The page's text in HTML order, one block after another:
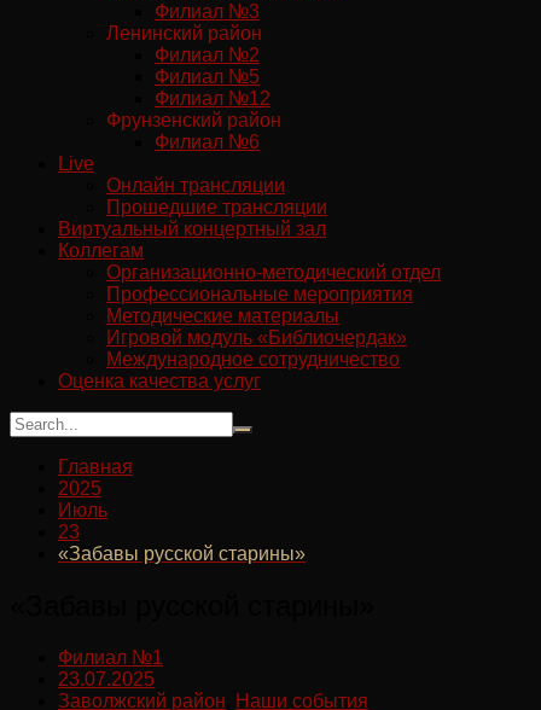
Филиал №3
Ленинский район
Филиал №2
Филиал №5
Филиал №12
Фрунзенский район
Филиал №6
Live
Онлайн трансляции
Прошедшие трансляции
Виртуальный концертный зал
Коллегам
Организационно-методический отдел
Профессиональные мероприятия
Методические материалы
Игровой модуль «Библиочердак»
Международное сотрудничество
Оценка качества услуг
Главная
2025
Июль
23
«Забавы русской старины»
Филиал №1
23.07.2025
Заволжский район
Наши события